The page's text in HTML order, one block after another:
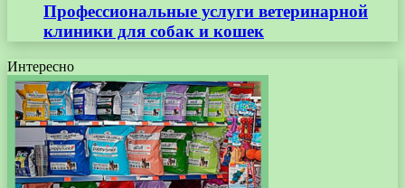
Профессиональные услуги ветеринарной
клиники для собак и кошек
Интересно